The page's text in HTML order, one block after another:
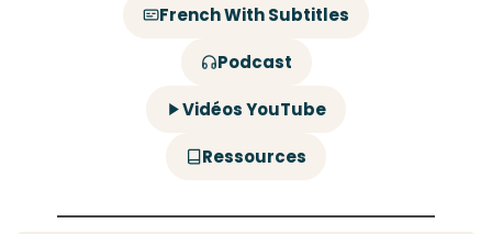
French With Subtitles
Podcast
Vidéos YouTube
Ressources